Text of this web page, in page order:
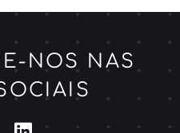
NOS NAS